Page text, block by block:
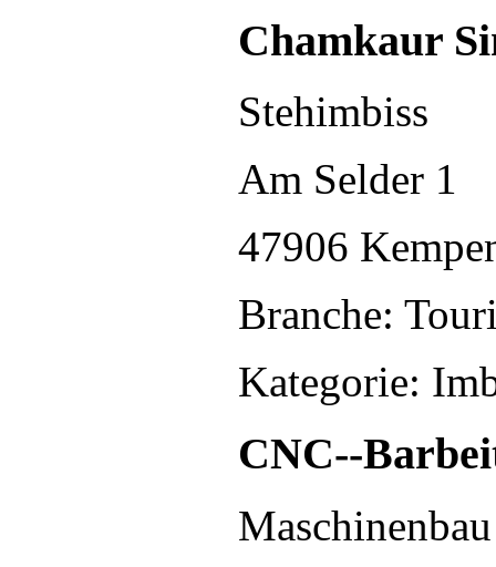
Chamkaur
Stehimbiss
Am Selder 1
47906
Branche:
Kategorie:
CNC--
Maschinenbau